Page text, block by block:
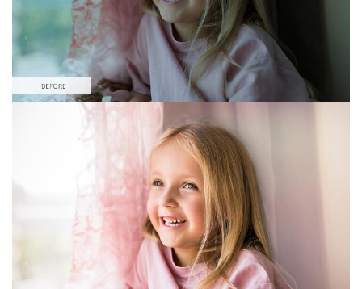
Please select
Free Photoshop Overlay #9 Small 800*533px
Pastel Collection
(40 Overlays)